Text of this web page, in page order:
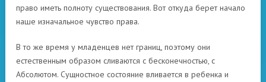
право иметь полноту существования. Вот откуда берет начало
наше изначальное чувство права.
В то же время у младенцев нет границ, поэтому они
естественным образом сливаются с бесконечностью, с
Абсолютом. Сущностное состояние вливается в ребенка и